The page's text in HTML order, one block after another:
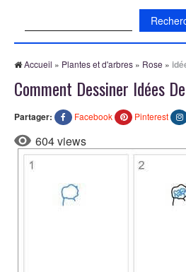
Accueil » Plantes et d'arbres » Rose »
Comment Dessiner Idées
Partager: Facebook Pinterest
604 views